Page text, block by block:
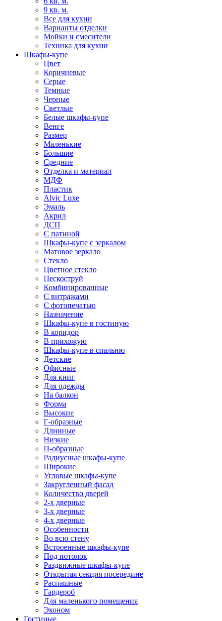
9 кв. м.
Все для кухни
Варианты отделки
Мойки и смесители
Техника для кухни
Шкафы-купе
Цвет
Коричневые
Серые
Темные
Черные
Светлые
Белые шкафы-купе
Венге
Размер
Маленькие
Большие
Средние
Отделка и материал
МДФ
Пластик
Alvic Luxe
Эмаль
Акрил
ДСП
С патиной
Шкафы-купе с зеркалом
Матовое зеркало
Стекло
Цветное стекло
Пескоструй
Комбинированные
С витражами
С фотопечатью
Назначение
Шкафы-купе в гостиную
В коридор
В прихожую
Шкафы-купе в спальню
Детские
Офисные
Для книг
Для одежды
На балкон
Форма
Высокие
Г-образные
Длинные
Низкие
П-образные
Радиусные шкафы-купе
Широкие
Угловые шкафы-купе
Закругленный фасад
Количество дверей
2-х дверные
3-х дверные
4-х дверные
Особенности
Во всю стену
Встроенные шкафы-купе
Под потолок
Раздвижные шкафы-купе
Открытая секция посередине
Распашные
Гардероб
Для маленького помещения
Эконом
Гостиные